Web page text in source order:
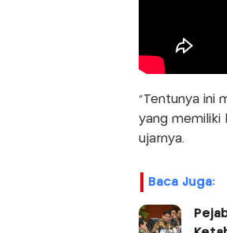
"Tentunya ini
yang memiliki
ujarnya.
Baca Juga: